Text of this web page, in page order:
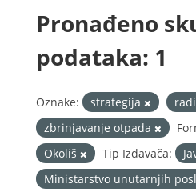
Pronađeno
podataka: 1
Oznake: strategija
zbrinjavanje otpada
Okoliš
Tip Izdavača:
Ministarstvo unutarnjih